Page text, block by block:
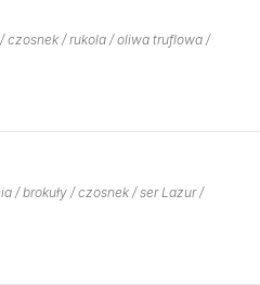
czosnek / rukola / oliwa truflowa /
/ brokuły / czosnek / ser Lazur /